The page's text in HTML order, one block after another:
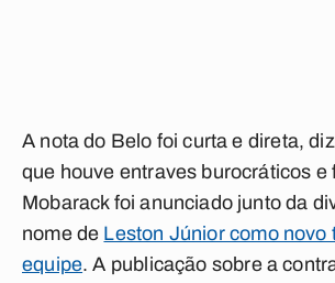
A nota do Belo foi curta e direta,
que houve entraves burocráticos e
Mobarack foi anunciado junto da
nome de Leston Júnior como novo
equipe. A publicação sobre a